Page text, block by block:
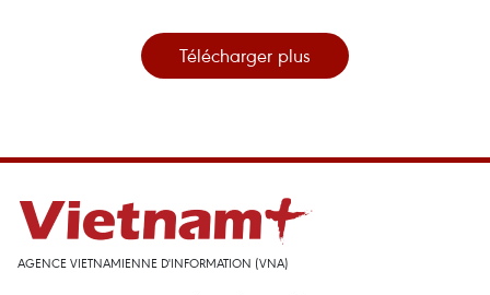
Télécharger plus
AGENCE VIETNAMIENNE D'INFORMATION (VNA)